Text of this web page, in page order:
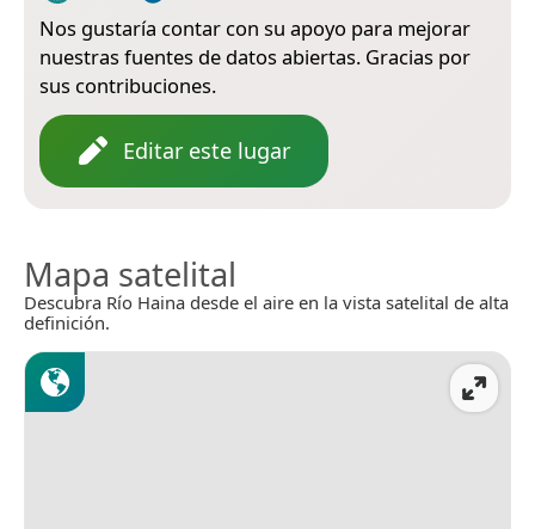
Nos gustaría contar con su apoyo para mejorar
nuestras fuentes de datos abiertas. Gracias por
sus contribuciones.
Editar este lugar
Mapa satelital
Descubra Río Haina desde el aire en la vista satelital de alta
definición.